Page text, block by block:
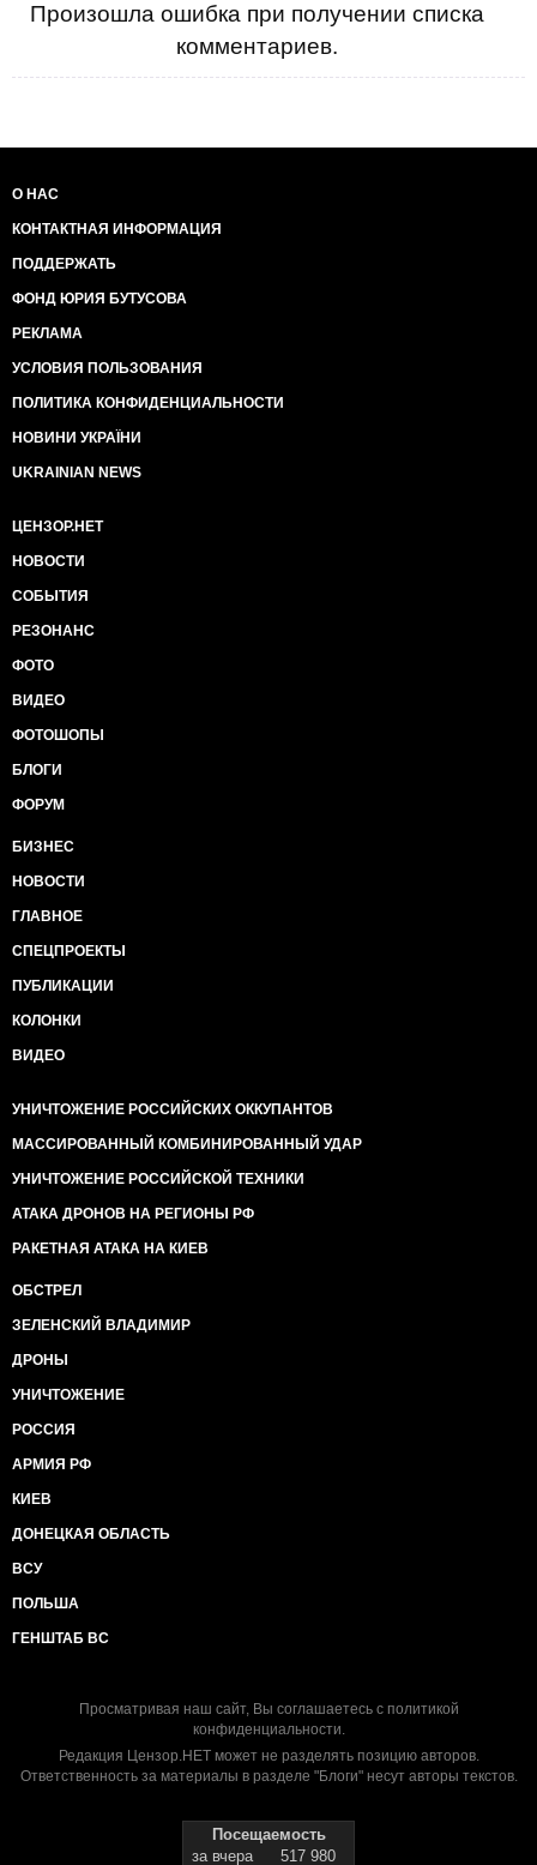
Произошла ошибка при получении списка
комментариев.
О НАС
КОНТАКТНАЯ ИНФОРМАЦИЯ
ПОДДЕРЖАТЬ
ФОНД ЮРИЯ БУТУСОВА
РЕКЛАМА
УСЛОВИЯ ПОЛЬЗОВАНИЯ
ПОЛИТИКА КОНФИДЕНЦИАЛЬНОСТИ
НОВИНИ УКРАЇНИ
UKRAINIAN NEWS
ЦЕНЗОР.НЕТ
НОВОСТИ
СОБЫТИЯ
РЕЗОНАНС
ФОТО
ВИДЕО
ФОТОШОПЫ
БЛОГИ
ФОРУМ
БИЗНЕС
НОВОСТИ
ГЛАВНОЕ
СПЕЦПРОЕКТЫ
ПУБЛИКАЦИИ
КОЛОНКИ
ВИДЕО
УНИЧТОЖЕНИЕ РОССИЙСКИХ ОККУПАНТОВ
МАССИРОВАННЫЙ КОМБИНИРОВАННЫЙ УДАР
УНИЧТОЖЕНИЕ РОССИЙСКОЙ ТЕХНИКИ
АТАКА ДРОНОВ НА РЕГИОНЫ РФ
РАКЕТНАЯ АТАКА НА КИЕВ
ОБСТРЕЛ
ЗЕЛЕНСКИЙ ВЛАДИМИР
ДРОНЫ
УНИЧТОЖЕНИЕ
РОССИЯ
АРМИЯ РФ
КИЕВ
ДОНЕЦКАЯ ОБЛАСТЬ
ВСУ
ПОЛЬША
ГЕНШТАБ ВС
Просматривая наш сайт, Вы соглашаетесь с политикой
конфиденциальности.
Редакция Цензор.НЕТ может не разделять позицию авторов.
Ответственность за материалы в разделе "Блоги" несут авторы текстов.
Посещаемость
за вчера
517 980